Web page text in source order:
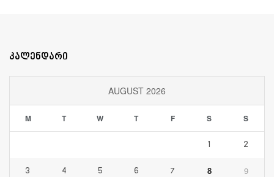
კალენდარი
AUGUST 2026
M T W T F S S
1 2
3 4 5 6 7 8 9